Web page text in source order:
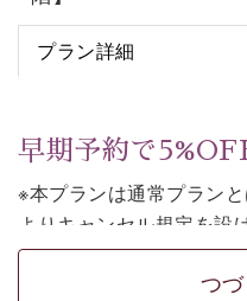
プラン詳細
早期予約で
※本プランは通常プラン
よりキャンセル規定を設
※本プランは朝食付きの
【公
つ